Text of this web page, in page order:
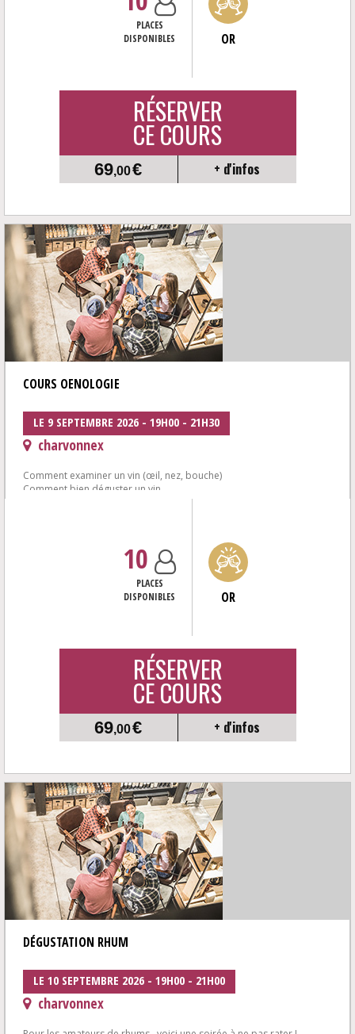
PLACES
DISPONIBLES
OR
RÉSERVER
CE COURS
69,00€ + d'infos
COURS OENOLOGIE
LE 9 SEPTEMBRE 2026 - 19H00 - 21H30
charvonnex
Comment examiner un vin (œil, nez, bouche)
Comment bien déguster un vin...
Réunir les bonnes conditions (verre, température, carafage,...)<...
10
PLACES
DISPONIBLES
OR
RÉSERVER
CE COURS
69,00€ + d'infos
DÉGUSTATION RHUM
LE 10 SEPTEMBRE 2026 - 19H00 - 21H00
charvonnex